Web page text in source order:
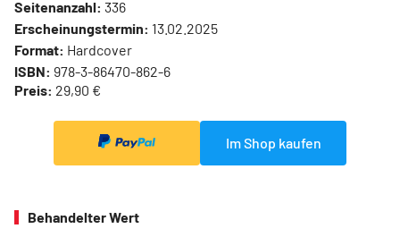
Seitenanzahl: 336
Erscheinungstermin: 13.02.2025
Format: Hardcover
ISBN: 978-3-86470-862-6
Preis: 29,90 €
Im Shop kaufen
Behandelter Wert